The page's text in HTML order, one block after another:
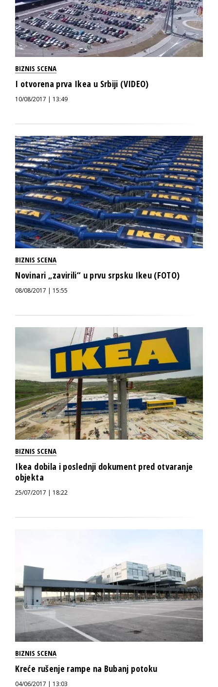
BIZNIS SCENA
I otvorena prva Ikea u Srbiji (VIDEO)
10/08/2017 | 13:49
BIZNIS SCENA
Novinari „zavirili“ u prvu srpsku Ikeu (FOTO)
08/08/2017 | 15:55
BIZNIS SCENA
Ikea dobila i poslednji dokument pred otvaranje
objekta
25/07/2017 | 18:22
BIZNIS SCENA
Kreće rušenje rampe na Bubanj potoku
04/06/2017 | 13:03